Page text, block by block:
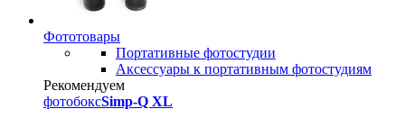
Фототовары
Портативные фотостудии
Аксессуары к портативным фотостудиям
Рекомендуем
фотобоксSimp-Q XL